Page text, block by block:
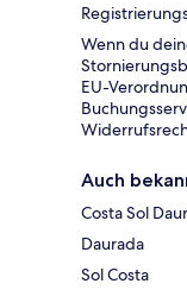
Wenn du
EU-
Auch
Costa Sol
Daurada
Sol Costa